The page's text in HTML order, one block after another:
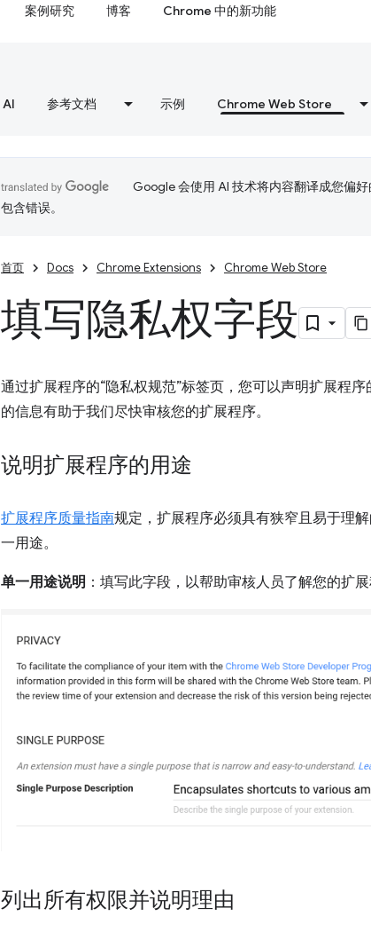
案例研究 博客 Chrome 中的新功能
AI 参考文档 示例 Chrome Web Store
Google 会使用 AI 技术将内容翻译成您偏
包含错误。
首页 Docs Chrome Extensions Chrome Web Store
填写隐私权字段
通过扩展程序的“隐私权规范”标签页，您可以声明扩展程
的信息有助于我们尽快审核您的扩展程序。
说明扩展程序的用途
扩展程序质量指南规定，扩展程序必须具有狭窄且易于理
一用途。
单一用途说明 ：填写此字段，以帮助审核人员了解您的扩展
列出所有权限并说明理由